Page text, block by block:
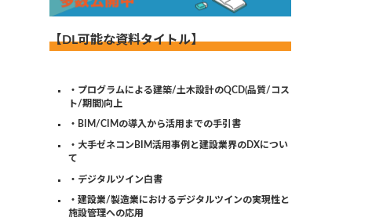
【DL可能な資料タイトル】
・プログラムによる建築/土木設計のQCD(品質/コス
ト/期間)向上
・BIM/CIMの導入から活用までの手引書
・大手ゼネコンBIM活用事例と建設業界のDXについ
て
・デジタルツイン白書
・建設業/製造業におけるデジタルツインの実現性と
施設管理への応用